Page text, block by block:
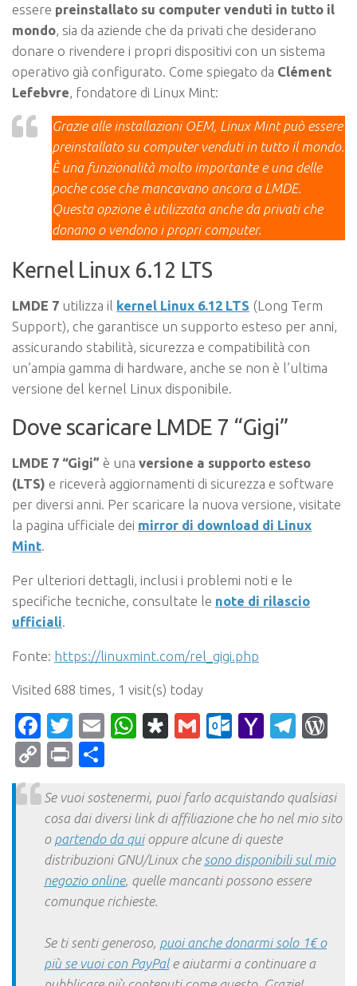
essere preinstallato su computer venduti in tutto il
mondo , sia da aziende che da privati che desiderano
donare o rivendere i propri dispositivi con un sistema
operativo già configurato. Come spiegato da Clément
Lefebvre , fondatore di Linux Mint:
Grazie alle installazioni OEM, Linux Mint può essere
preinstallato su computer venduti in tutto il mondo.
È una funzionalità molto importante e una delle
poche cose che mancavano ancora a LMDE.
Questa opzione è utilizzata anche da privati che
donano o vendono i propri computer.
Kernel Linux 6.12 LTS
LMDE 7 utilizza il kernel Linux 6.12 LTS (Long Term
Support), che garantisce un supporto esteso per anni,
assicurando stabilità, sicurezza e compatibilità con
un’ampia gamma di hardware, anche se non è l’ultima
versione del kernel Linux disponibile.
Dove scaricare LMDE 7 “Gigi”
LMDE 7 “Gigi” è una versione a supporto esteso
(LTS) e riceverà aggiornamenti di sicurezza e software
per diversi anni. Per scaricare la nuova versione, visitate
la pagina ufficiale dei mirror di download di Linux
Mint.
Per ulteriori dettagli, inclusi i problemi noti e le
specifiche tecniche, consultate le note di rilascio
ufficiali.
Fonte: https://linuxmint.com/rel_gigi.php
Visited 688 times, 1 visit(s) today
Facebook
Twitter
EmailWhatsApp
Diaspora
Gmail Yahoo
CopyPrint
Se vuoi sostenermi, puoi farlo acquistando qualsiasi
cosa dai diversi link di affiliazione che ho nel mio sito
o partendo da quioppure alcune di queste
distribuzioni GNU/Linux che sono disponibili sul mio
negozio online, quelle mancanti possono essere
comunque richieste.
Se ti senti generoso, puoi anche donarmi solo 1€ o
più se vuoi con PayPale aiutarmi a continuare a